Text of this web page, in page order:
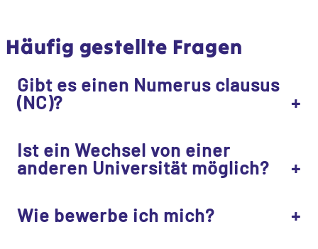
Häufig gestellte Fragen
Gibt es einen Numerus clausus
(NC)?
Ist ein Wechsel von einer
anderen Universität möglich?
Wie bewerbe ich mich?